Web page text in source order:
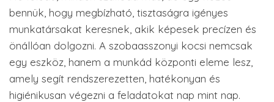
bennük, hogy megbízható, tisztaságra igényes
munkatársakat keresnek, akik képesek precízen és
önállóan dolgozni. A szobaasszonyi kocsi nemcsak
egy eszköz, hanem a munkád központi eleme lesz,
amely segít rendszerezetten, hatékonyan és
higiénikusan végezni a feladatokat nap mint nap.